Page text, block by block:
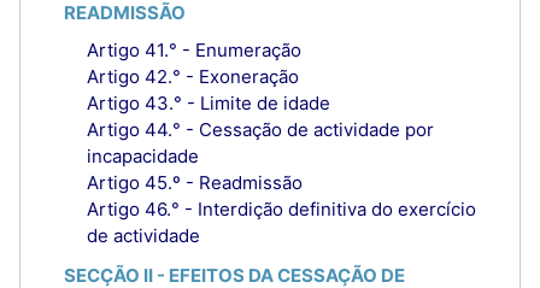
READMISSÃO
Artigo 41.° - Enumeração
Artigo 42.° - Exoneração
Artigo 43.° - Limite de idade
Artigo 44.° - Cessação de actividade por
incapacidade
Artigo 45.º - Readmissão
Artigo 46.° - Interdição definitiva do exercício
de actividade
SECÇÃO II - EFEITOS DA CESSAÇÃO DE